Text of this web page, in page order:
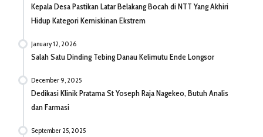
Kepala Desa Pastikan Latar Belakang Bocah di NTT Yang Akhiri
Hidup Kategori Kemiskinan Ekstrem
January 12, 2026
Salah Satu Dinding Tebing Danau Kelimutu Ende Longsor
December 9, 2025
Dedikasi Klinik Pratama St Yoseph Raja Nagekeo, Butuh Analis
dan Farmasi
September 25, 2025